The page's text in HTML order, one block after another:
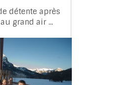
détente après
grand air ...